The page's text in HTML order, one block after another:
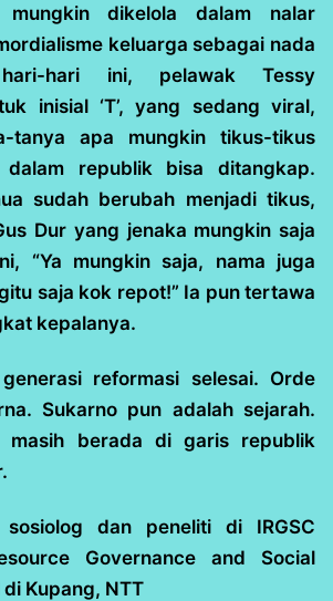
dikelola dalam nalar
keluarga sebagai nada
hari ini, pelawak Tessy
inisial ‘T’, yang sedang viral,
tanya apa mungkin tikus-tikus
republik bisa ditangkap.
sudah berubah menjadi tikus,
Dur yang jenaka mungkin saja
“Ya mungkin saja, nama juga
saja kok repot!” Ia pun tertawa
kepalanya.
reformasi selesai. Orde
Sukarno pun adalah sejarah.
masih berada di garis republik
sosiolog dan peneliti di IRGSC
Governance and Social
Kupang, NTT